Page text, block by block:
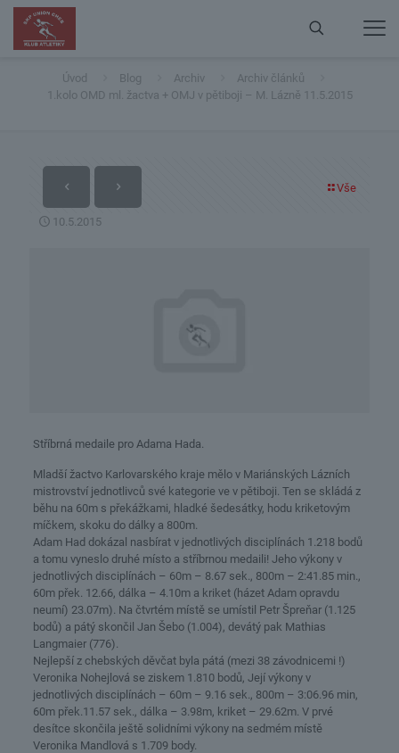
1.kolo OMD ml. žactva + OMJ v pětiboji – M. Lázně
Úvod Blog Archiv
Archiv článků
1.kolo OMD ml. žactva + OMJ v pětiboji – M. Lázně 11.5.2015
Vše
10.5.2015
Stříbrná medaile pro Adama Hada.
Mladší žactvo Karlovarského kraje mělo v Mariánských Lázních
mistrovství jednotlivců své kategorie ve v pětiboji. Ten se skládá z
běhu na 60m s překážkami, hladké šedesátky, hodu kriketovým
míčkem, skoku do dálky a 800m.
Adam Had dokázal nasbírat v jednotlivých disciplínách 1.218 bodů
a tomu vyneslo druhé místo a stříbrnou medaili! Jeho výkony v
jednotlivých disciplínách – 60m – 8.67 sek., 800m – 2:41.85 min.,
60m přek. 12.66, dálka – 4.10m a kriket (házet Adam opravdu
neumí) 23.07m). Na čtvrtém místě se umístil Petr Špreňar (1.125
bodů) a pátý skončil Jan Šebo (1.004), devátý pak Mathias
Langmaier (776).
Nejlepší z chebských děvčat byla pátá (mezi 38 závodnicemi !)
Veronika Nohejlová se ziskem 1.810 bodů, Její výkony v
jednotlivých disciplínách – 60m – 9.16 sek., 800m – 3:06.96 min,
60m přek.11.57 sek., dálka – 3.98m, kriket – 29.62m. V prvé
desítce skončila ještě solidními výkony na sedmém místě
Veronika Mandlová s 1.709 body.